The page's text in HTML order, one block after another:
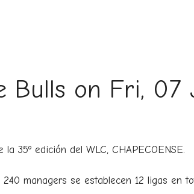
Bulls on Fri, 07
35º edición del WLC, CHAPECOENSE.
managers se establecen 12 ligas en